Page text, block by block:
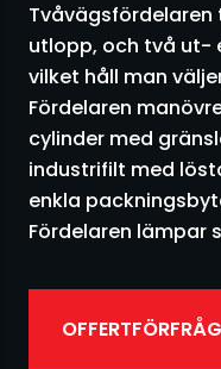
Siktar
Silo
Skruvar
Tvåvägsfördelaren
utlopp, och två ut-
vilket håll man
Fördelaren
cylinder med
industrifilt med
enkla
Fördelaren lämpar